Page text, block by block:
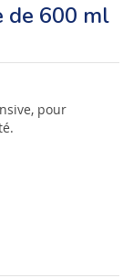
de 600 ml
pour